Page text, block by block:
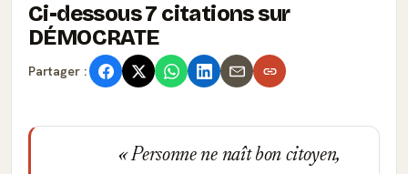
Ci-dessous 7 citations sur
DÉMOCRATE
Partager :
Personne ne naît bon citoyen,